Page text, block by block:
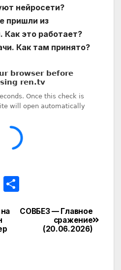
нейросети?
пришли из
Как это работает?
Как там принято?
T
itt
er
п
СОВБЕЗ — Главное
сражение
(20.06.2026)